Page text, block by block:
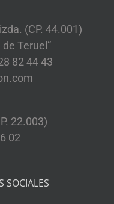
(CP. 44.001)
Teruel”
82 44 43
22.003)
02
SOCIALES